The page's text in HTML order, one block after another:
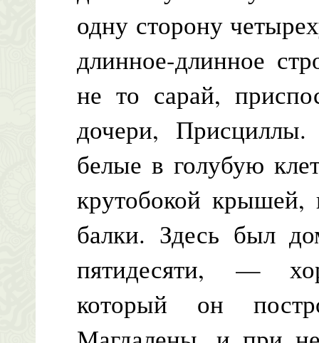
одну сторону
длинное-длинное
не то сарай,
дочери,
белые в голубую
крутобокой крышей,
балки. Здесь был
пятидесяти, —
который он